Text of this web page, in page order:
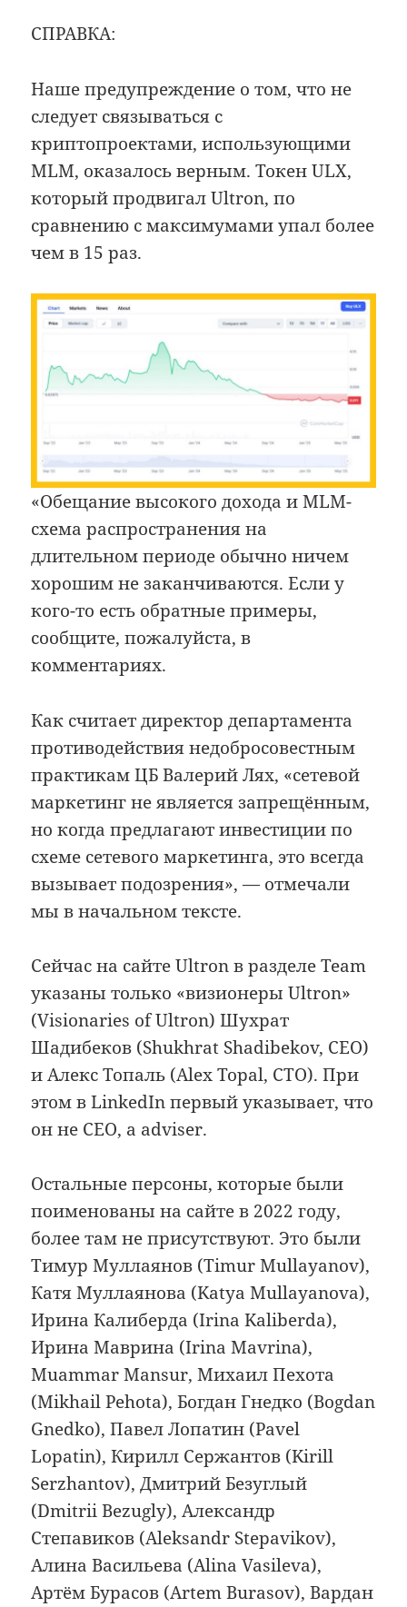
СПРАВКА:
Наше предупреждение о том, что не
следует связываться с
криптопроектами, использующими
MLM, оказалось верным. Токен ULX,
который продвигал Ultron, по
сравнению с максимумами упал более
чем в 15 раз.
«Обещание высокого дохода и MLM-
схема распространения на
длительном периоде обычно ничем
хорошим не заканчиваются. Если у
кого-то есть обратные примеры,
сообщите, пожалуйста, в
комментариях.
Как считает директор департамента
противодействия недобросовестным
практикам ЦБ Валерий Лях, «сетевой
маркетинг не является запрещённым,
но когда предлагают инвестиции по
схеме сетевого маркетинга, это всегда
вызывает подозрения», — отмечали
мы в начальном тексте.
Сейчас на сайте Ultron в разделе Team
указаны только «визионеры Ultron»
(Visionaries of Ultron) Шухрат
Шадибеков (Shukhrat Shadibekov, CEO)
и Алекс Топаль (Alex Topal, CTO). При
этом в LinkedIn первый указывает, что
он не CEO, а adviser.
Остальные персоны, которые были
поименованы на сайте в 2022 году,
более там не присутствуют. Это были
Тимур Муллаянов (Timur Mullayanov),
Катя Муллаянова (Katya Mullayanova),
Ирина Калиберда (Irina Kaliberda),
Ирина Маврина (Irina Mavrina),
Muammar Mansur, Михаил Пехота
(Mikhail Pehota), Богдан Гнедко (Bogdan
Gnedko), Павел Лопатин (Pavel
Lopatin), Кирилл Сержантов (Kirill
Serzhantov), Дмитрий Безуглый
(Dmitrii Bezugly), Александр
Степавиков (Aleksandr Stepavikov),
Алина Васильева (Alina Vasileva),
Артём Бурасов (Artem Burasov), Вардан